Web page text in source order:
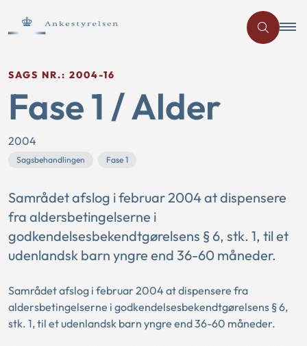
SAGS NR.: 2004-16
Fase 1 / Alder
2004
Sagsbehandlingen Fase 1
Samrådet afslog i februar 2004 at dispensere
fra aldersbetingelserne i
godkendelsesbekendtgørelsens § 6, stk. 1, til et
udenlandsk barn yngre end 36-60 måneder.
Samrådet afslog i februar 2004 at dispensere fra
aldersbetingelserne i godkendelsesbekendtgørelsens § 6,
stk. 1, til et udenlandsk barn yngre end 36-60 måneder.